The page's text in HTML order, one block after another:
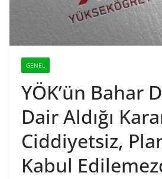
GENEL
YÖK’ün Bahar
Dair Aldığı
Ciddiyetsiz,
Kabul